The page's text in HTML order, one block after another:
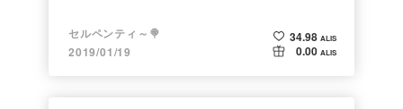
セルペンティ～🍭
2019/01/19
34.98 ALIS
0.00 ALIS